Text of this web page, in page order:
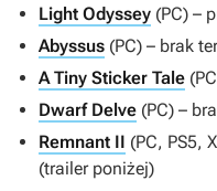
Light Odyssey (PC) –
Abyssus (PC) – brak
A Tiny Sticker Tale
Dwarf Delve (PC) –
Remnant II (PC, PS5,
(trailer poniżej)